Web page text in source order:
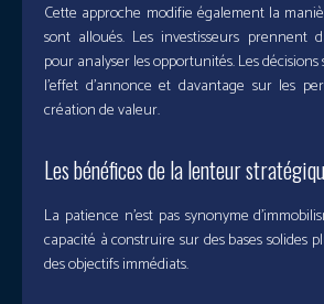
Cette approche modifie également la
sont alloués. Les investisseurs prennent
pour analyser les opportunités. Les
l’effet d’annonce et davantage sur les
création de valeur.
Les bénéfices de la lenteur
La patience n’est pas synonyme
capacité à construire sur des bases solides
des objectifs immédiats.